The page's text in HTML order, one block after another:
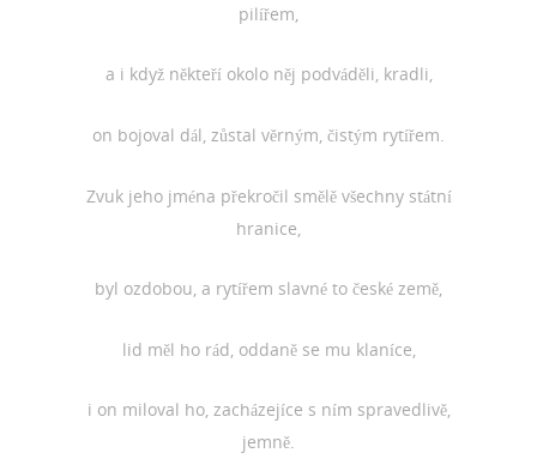
pilířem,
a i když někteří okolo něj podváděli, kradli,
on bojoval dál, zůstal věrným, čistým rytířem.
Zvuk jeho jména překročil smělě všechny státní
hranice,
byl ozdobou, a rytířem slavné to české země,
lid měl ho rád, oddaně se mu klaníce,
i on miloval ho, zacházejíce s ním spravedlivě,
jemně.